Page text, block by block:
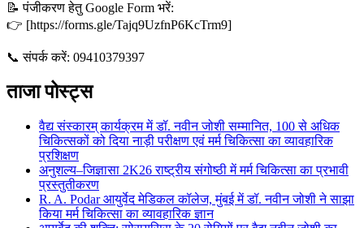
📝 पंजीकरण हेतु Google Form भरें:
👉 [https://forms.gle/Tajq9UzfnP6KcTrm9]
📞 संपर्क करें: 09410379397
ताजा पोस्ट्स
वैद्य संस्कारम् कार्यक्रम में डॉ. नवीन जोशी सम्मानित, 100 से अधिक
चिकित्सकों को दिया नाड़ी परीक्षण एवं मर्म चिकित्सा का व्यावहारिक
प्रशिक्षण
अनुशल्य–जिज्ञासा 2K26 राष्ट्रीय संगोष्ठी में मर्म चिकित्सा का प्रभावी
प्रस्तुतीकरण
R. A. Podar आयुर्वेद मेडिकल कॉलेज, मुंबई में डॉ. नवीन जोशी ने साझा
किया मर्म चिकित्सा का व्यावहारिक ज्ञान